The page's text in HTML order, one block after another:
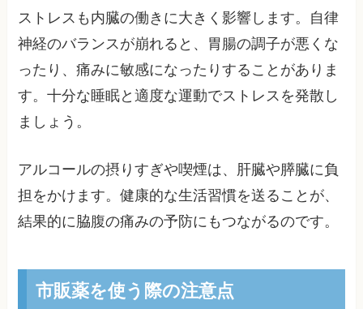
ストレスも内臓の働きに大きく影響します。自律
神経のバランスが崩れると、胃腸の調子が悪くな
ったり、痛みに敏感になったりすることがありま
す。十分な睡眠と適度な運動でストレスを発散し
ましょう。
アルコールの摂りすぎや喫煙は、肝臓や膵臓に負
担をかけます。健康的な生活習慣を送ることが、
結果的に脇腹の痛みの予防にもつながるのです。
市販薬を使う際の注意点